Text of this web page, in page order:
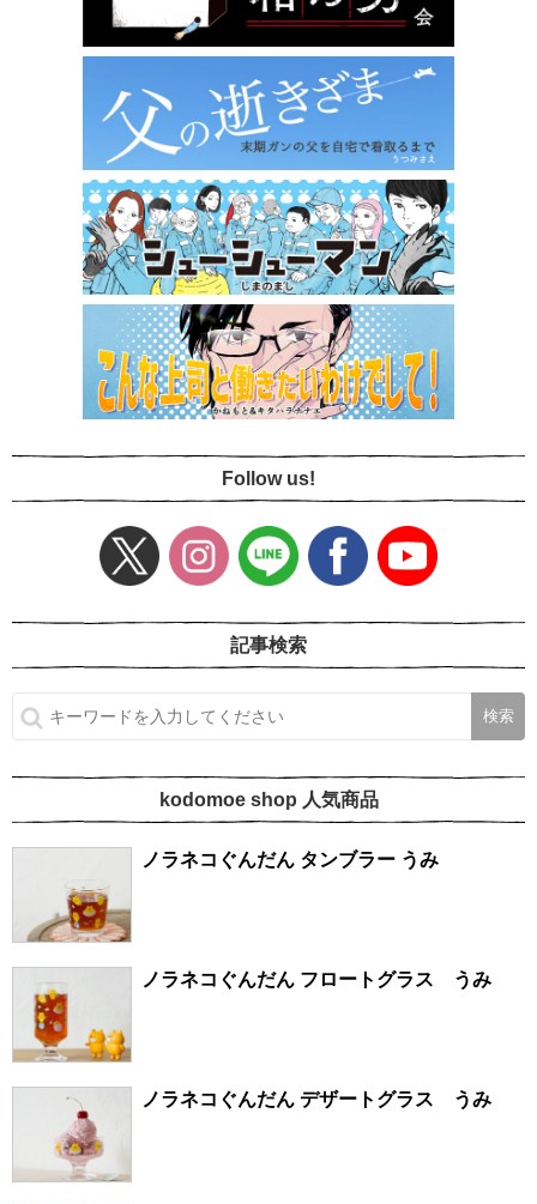
Follow us!
記事検索
kodomoe shop 人気商品
ノラネコぐんだん タンブラー うみ
ノラネコぐんだん フロートグラス うみ
ノラネコぐんだん デザートグラス うみ